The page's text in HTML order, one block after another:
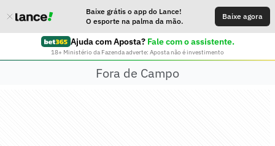
Baixe grátis o app do Lance!
O esporte na palma da mão.
Baixe agora
Ajuda com Aposta? Fale com o assistente.
18+ Ministério da Fazenda adverte: Aposta não é investimento
Fora de Campo